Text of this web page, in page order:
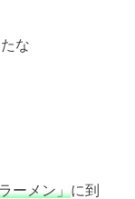
な
ーメン」に到